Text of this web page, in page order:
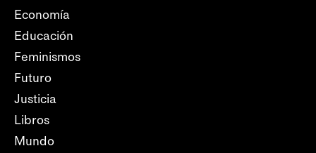
Economía
Educación
Feminismos
Futuro
Justicia
Libros
Mundo